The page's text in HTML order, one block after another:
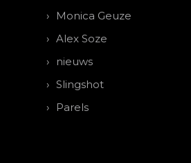
Monica Geuze
Alex Soze
nieuws
Slingshot
Parels